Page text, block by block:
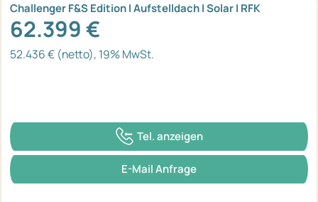
Challenger F&S Edition I Aufstelldach I Solar I RFK
62.399 €
52.436 € (netto), 19% MwSt.
Tel. anzeigen
E-Mail Anfrage